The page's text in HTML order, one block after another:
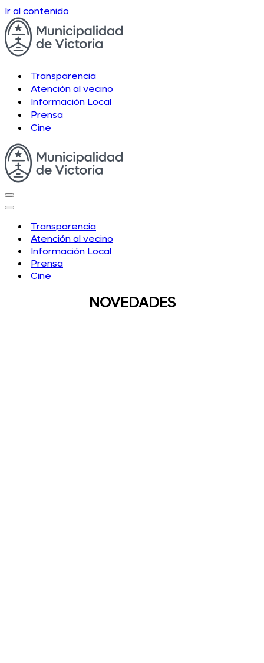
Ir al contenido
Transparencia
Atención al vecino
Información Local
Prensa
Cine
Menú
de
Menú
navegación
Transparencia
Atención al vecino
Información Local
Prensa
Cine
NOVEDADES